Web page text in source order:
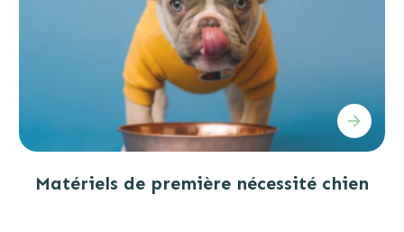
Matériels de première nécessité chien